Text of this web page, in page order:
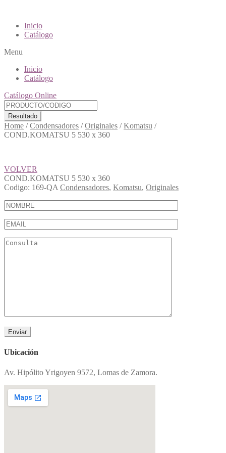
Inicio
Catálogo
Menu
Inicio
Catálogo
Catálogo Online
Resultado
Home /Condensadores /Originales /Komatsu /
COND.KOMATSU 5 530 x 360
VOLVER
COND.KOMATSU 5 530 x 360
Codigo: 169-QA Condensadores, Komatsu, Originales
Ubicación
Av. Hipólito Yrigoyen 9572, Lomas de Zamora.